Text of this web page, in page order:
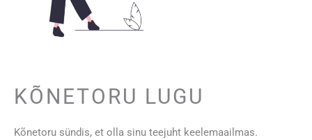
KÕNETORU LUGU
Kõnetoru sündis, et olla sinu teejuht keelemaailmas.